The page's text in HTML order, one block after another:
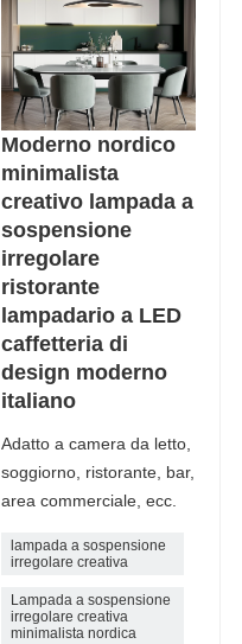
Moderno nordico
minimalista
creativo lampada a
sospensione
irregolare
ristorante
lampadario a LED
caffetteria di
design moderno
italiano
Adatto a camera da letto,
soggiorno, ristorante, bar,
area commerciale, ecc.
lampada a sospensione
irregolare creativa
Lampada a sospensione
irregolare creativa
minimalista nordica